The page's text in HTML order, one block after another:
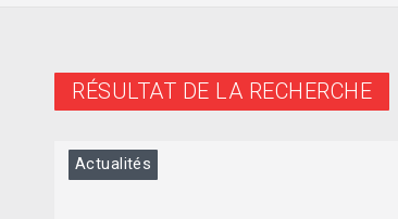
RÉSULTAT DE LA RECHERCHE
Actualités